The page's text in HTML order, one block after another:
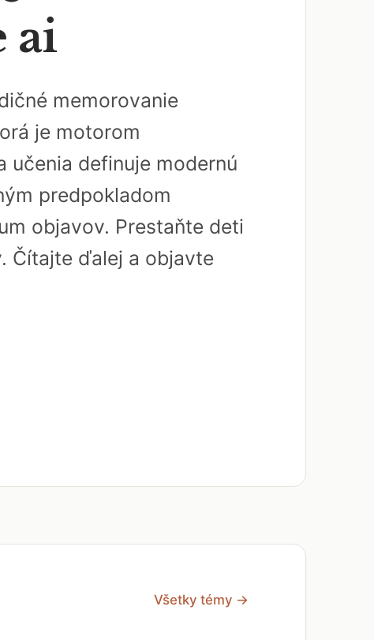
ai
memorovanie
je motorom
učenia definuje modernú
predpokladom
objavov. Prestaňte deti
Čítajte ďalej a objavte
Všetky témy →